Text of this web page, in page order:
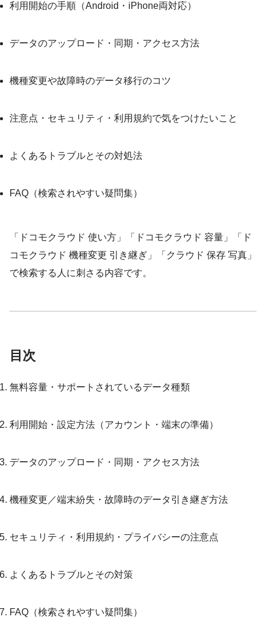
利用開始の手順（Android・iPhone両対応）
データのアップロード・同期・アクセス方法
機種変更や故障時のデータ移行のコツ
注意点・セキュリティ・利用規約で気をつけたいこと
よくあるトラブルとその対処法
FAQ（検索されやすい疑問集）
「ドコモクラウド 使い方」「ドコモクラウド 容量」「ド
コモクラウド 機種変更 引き継ぎ」「クラウド 保存 写真」
で検索する人に刺さる内容です。
目次
無料容量・サポートされているデータ種類
利用開始・設定方法（アカウント・端末の準備）
データのアップロード・同期・アクセス方法
機種変更／端末紛失・故障時のデータ引き継ぎ方法
セキュリティ・利用規約・プライバシーの注意点
よくあるトラブルとその対策
FAQ（検索されやすい疑問集）